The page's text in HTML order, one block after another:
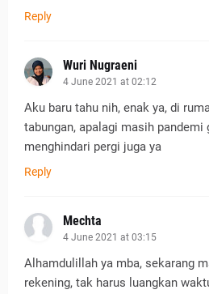
Reply
Wuri Nugraeni
4 June 2021 at 02:12
Aku baru tahu nih, enak ya, di
tabungan, apalagi masih pandemi
menghindari pergi juga ya
Reply
Mechta
4 June 2021 at 03:15
Alhamdulillah ya mba, sekarang
rekening, tak harus luangkan